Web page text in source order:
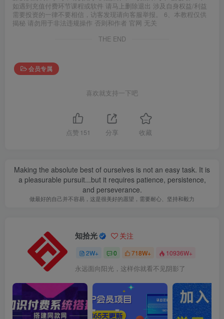
如遇到充值付费环节课程或软件 请马上删除退出 涉及自身权益/利益
需要投资的一律不要相信，访客发现请向客服举报。 6、本教程仅供
揭秘 请勿用于非法违规操作 否则和作者 官网 无关
THE END
会员专属
喜欢就支持一下吧
点赞 151 分享 收藏
Making the absolute best of ourselves is not an easy task. It is
a pleasurable pursuit...but it requires patience, persistence,
and perseverance.
做最好的自己并不容易，这是很美好的愿望，需要耐心、坚持和毅力
知拾光 关注
2W+ 0 718W+ 10936W+
永远面向阳光，这样你就看不见阴影了